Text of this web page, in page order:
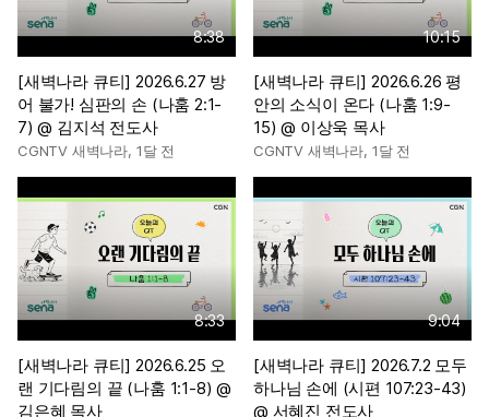
8:38
[새벽나라 큐티] 2026.6.27 방
어 불가! 심판의 손 (나훔 2:1-
7) @ 김지석 전도사
CGNTV 새벽나라, 1달 전
10:15
[새벽나라 큐티] 2026.6.26 평
안의 소식이 온다 (나훔 1:9-
15) @ 이상욱 목사
CGNTV 새벽나라, 1달 전
8:33
[새벽나라 큐티] 2026.6.25 오
랜 기다림의 끝 (나훔 1:1-8) @
김은혜 목사
9:04
[새벽나라 큐티] 2026.7.2 모두
하나님 손에 (시편 107:23-43)
@ 서혜진 전도사